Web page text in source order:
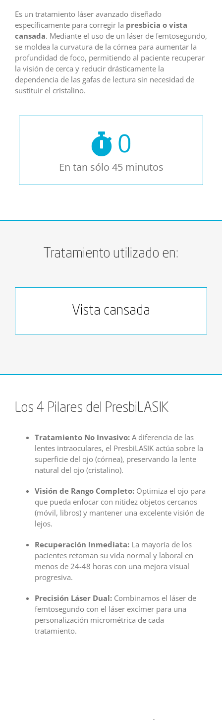
Es un tratamiento láser avanzado diseñado
específicamente para corregir la presbicia o vista
cansada. Mediante el uso de un láser de femtosegundo,
se moldea la curvatura de la córnea para aumentar la
profundidad de foco, permitiendo al paciente recuperar
la visión de cerca y reducir drásticamente la
dependencia de las gafas de lectura sin necesidad de
sustituir el cristalino.
0
En tan sólo 45 minutos
Tratamiento utilizado en:
Vista cansada
Los 4 Pilares del PresbiLASIK
Tratamiento No Invasivo:A diferencia de las
lentes intraoculares, el PresbiLASIK actúa sobre la
superficie del ojo (córnea), preservando la lente
natural del ojo (cristalino).
Visión de Rango Completo:Optimiza el ojo para
que pueda enfocar con nitidez objetos cercanos
(móvil, libros) y mantener una excelente visión de
lejos.
Recuperación Inmediata:La mayoría de los
pacientes retoman su vida normal y laboral en
menos de 24-48 horas con una mejora visual
progresiva.
Precisión Láser Dual:Combinamos el láser de
femtosegundo con el láser excímer para una
personalización micrométrica de cada
tratamiento.